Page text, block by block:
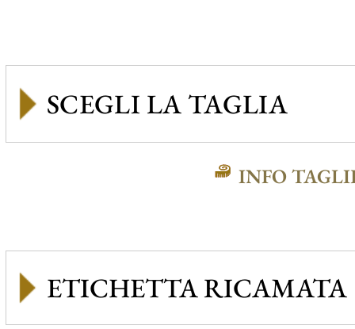
INFO
ETICHETTA RICAMATA